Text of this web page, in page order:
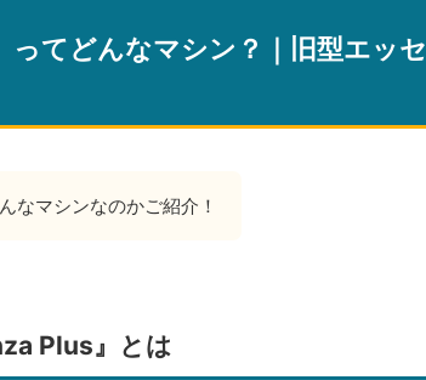
てどんなマシン？｜旧型エッセ
なマシンなのかご紹介！
Plus』とは